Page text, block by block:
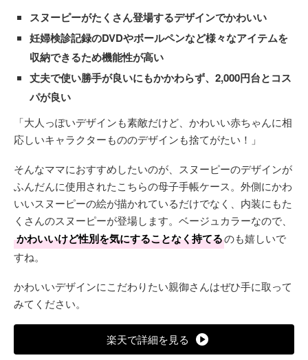
スヌーピーがたくさん登場するデザインでかわいい
妊婦検診記録のDVDやボールペンなど様々なアイテムを
収納できるため機能性が高い
丈夫で使い勝手が良いにもかかわらず、2,000円台とコス
パが良い
「大人っぽいデザインも素敵だけど、かわいい赤ちゃんに相
応しいキャラクターもののデザインも捨てがたい！」
そんなママにおすすめしたいのが、スヌーピーのデザインが
ふんだんに使用されたこちらの母子手帳ケース。外側にかわ
いいスヌーピーの絵が描かれているだけでなく、内装にもた
くさんのスヌーピーが登場します。ベージュカラーなので、
かわいいけど性別を気にすることなく持てるのも嬉しいで
すね。
かわいいデザインにこだわりたい親御さんはぜひ手に取って
みてください。
楽天で詳細を見る